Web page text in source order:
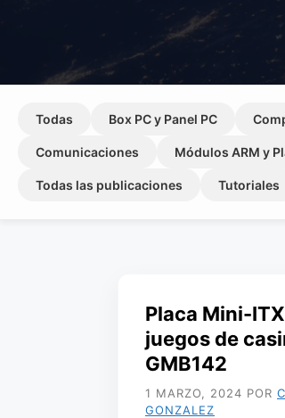
Todas Box PC y Panel PC
Comunicaciones Módulos ARM y
Todas las publicaciones Tutoriales
Placa Mini-
juegos de
GMB142
1 MARZO, 2024 POR
GONZALEZ